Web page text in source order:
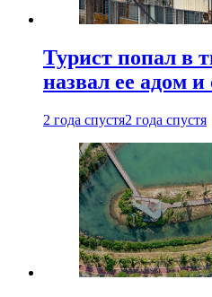
Турист попал в
назвал ее адом
2 года спустя2 года спустя